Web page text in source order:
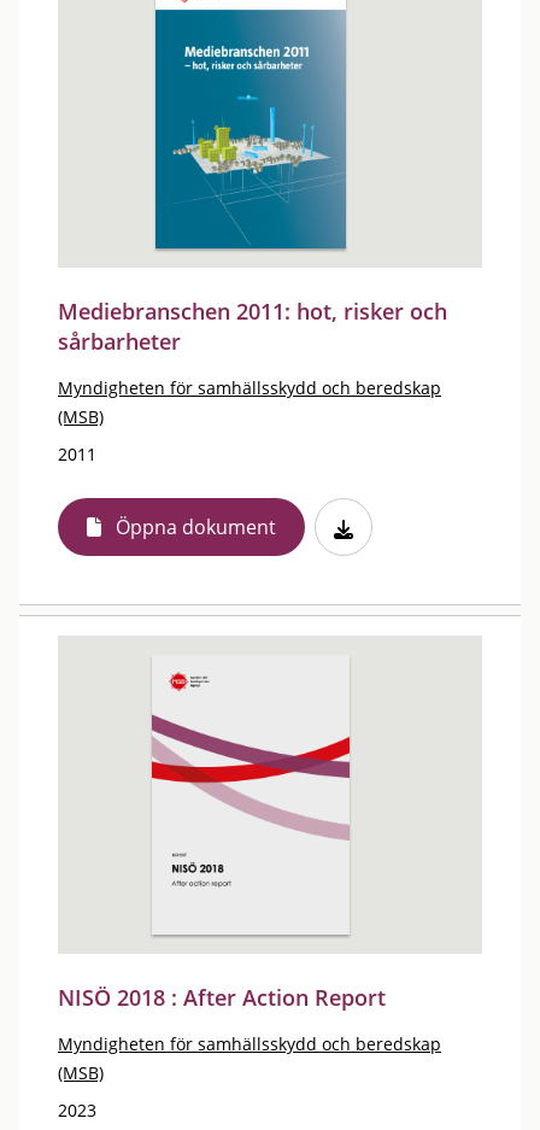
Mediebranschen 2011: hot, risker och
sårbarheter
Myndigheten för samhällsskydd och beredskap
(MSB)
2011
Öppna dokument
NISÖ 2018 : After Action Report
Myndigheten för samhällsskydd och beredskap
(MSB)
2023